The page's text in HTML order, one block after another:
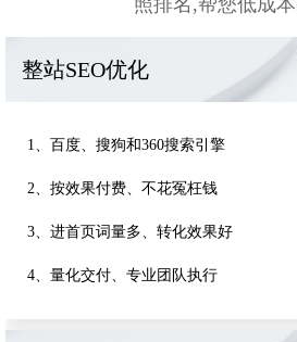
照排名,帮您低成本
整站SEO优化
1、百度、搜狗和360搜索引擎
2、按效果付费、不花冤枉钱
3、进首页词量多、转化效果好
4、量化交付、专业团队执行